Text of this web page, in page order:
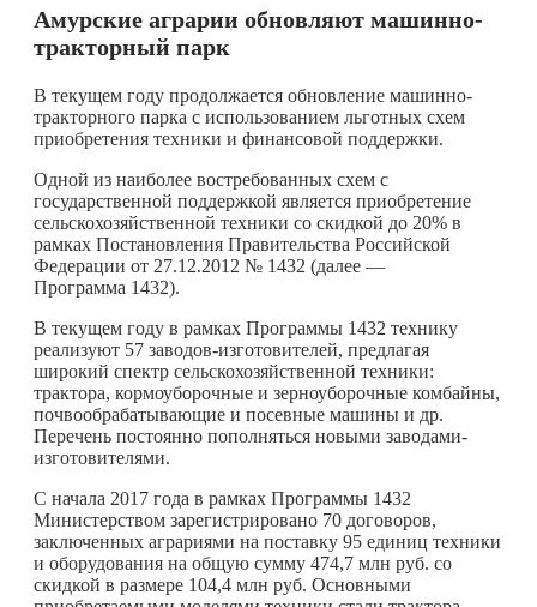
Амурские аграрии обновляют машинно-
тракторный парк
В текущем году продолжается обновление машинно-
тракторного парка с использованием льготных схем
приобретения техники и финансовой поддержки.
Одной из наиболее востребованных схем с
государственной поддержкой является приобретение
сельскохозяйственной техники со скидкой до 20% в
рамках Постановления Правительства Российской
Федерации от 27.12.2012 № 1432 (далее —
Программа 1432).
В текущем году в рамках Программы 1432 технику
реализуют 57 заводов-изготовителей, предлагая
широкий спектр сельскохозяйственной техники:
трактора, кормоуборочные и зерноуборочные комбайны,
почвообрабатывающие и посевные машины и др.
Перечень постоянно пополняться новыми заводами-
изготовителями.
С начала 2017 года в рамках Программы 1432
Министерством зарегистрировано 70 договоров,
заключенных аграриями на поставку 95 единиц техники
и оборудования на общую сумму 474,7 млн руб. со
скидкой в размере 104,4 млн руб. Основными